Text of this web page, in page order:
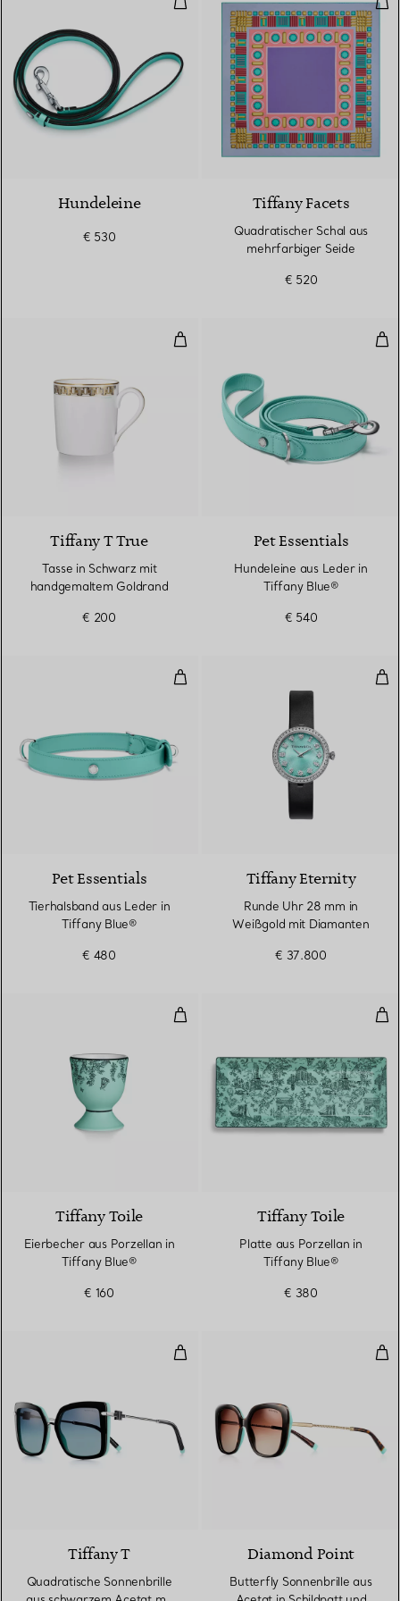
Hundeleine
€ 530
Tiffany Facets
Quadratischer Schal aus
mehrfarbiger Seide
€ 520
Tasse in Schwarz mit
Tiffany T True
Tasse in Schwarz mit
handgemaltem Goldrand
€ 200
Pet Essentials
Hundeleine aus Leder in
Tiffany Blue®
€ 540
Tierhalsband aus Leder in
Pet Essentials
Tierhalsband aus Leder in
Tiffany Blue®
€ 480
Tiffany Eternity
Runde Uhr 28 mm in
Weißgold mit Diamanten
€ 37.800
Eierbecher aus Porzellan in
Tiffany Toile
Eierbecher aus Porzellan in
Tiffany Blue®
€ 160
Tiffany Toile
Platte aus Porzellan in
Tiffany Blue®
€ 380
Quadratische Sonnenbrille aus
Tiffany T
Quadratische Sonnenbrille
Diamond Point
Butterfly Sonnenbrille aus